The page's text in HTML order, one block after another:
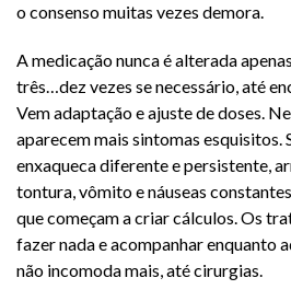
o consenso muitas vezes demora.
A medicação nunca é alterada
três…dez vezes se necessário, até
Vem adaptação e ajuste de doses.
aparecem mais sintomas esquisitos.
enxaqueca diferente e persistente,
tontura, vômito e náuseas
que começam a criar cálculos. Os
fazer nada e acompanhar enquanto
não incomoda mais, até cirurgias.